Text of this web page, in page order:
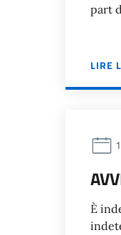
part
LIRE
È